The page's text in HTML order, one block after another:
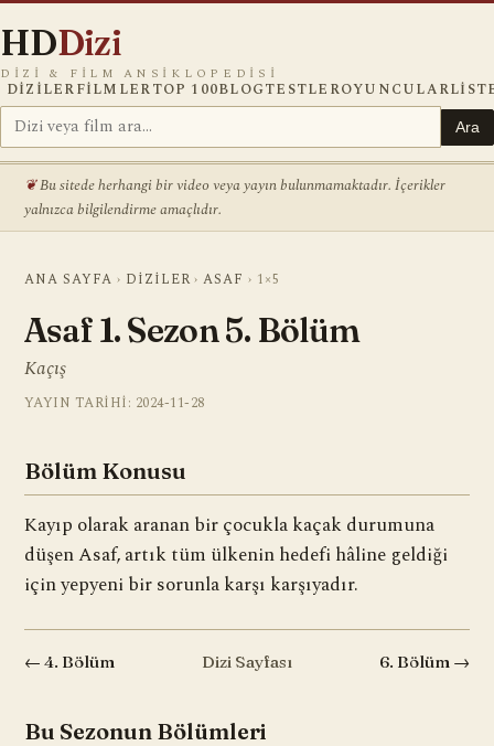
HDDizi
DIZI & FILM ANSIKLOPEDISI
DIZILERFILMLERTOP 100BLOGTESTLEROYUNCULAR
Ara
Bu sitede herhangi bir video veya yayın bulunmamaktadır. İçerikler
yalnızca bilgilendirme amaçlıdır.
ANA SAYFA › DIZILER ›ASAF › 1×5
Asaf 1. Sezon 5. Bölüm
Kaçış
YAYIN TARIHI: 2024-11-28
Bölüm Konusu
Kayıp olarak aranan bir çocukla kaçak durumuna
düşen Asaf, artık tüm ülkenin hedefi hâline geldiği
için yepyeni bir sorunla karşı karşıyadır.
← 4. Bölüm Dizi Sayfası 6. Bölüm →
Bu Sezonun Bölümleri